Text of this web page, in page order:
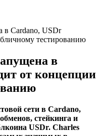
в Cardano, USDr
тестированию
в
от концепции
сети в Cardano,
стейкинга и
USDr. Charles